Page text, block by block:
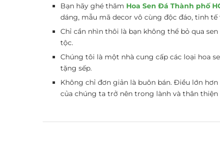
Bạn hãy ghé thăm Hoa Sen Đá Thành phố
dáng, mẫu mã decor vô cùng độc đáo, tinh tế
Chỉ cần nhìn thôi là bạn không thể bỏ qua
tộc.
Chúng tôi là một nhà cung cấp các loại hoa
tặng sếp.
Không chỉ đơn giản là buôn bán. Điều lớn
của chúng ta trở nên trong lành và thân thiện